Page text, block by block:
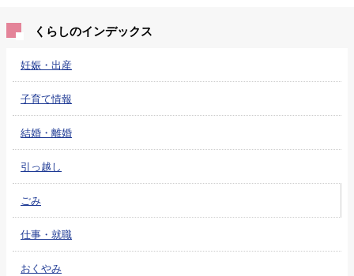
くらしのインデックス
妊娠・出産
子育て情報
結婚・離婚
引っ越し
ごみ
仕事・就職
おくやみ